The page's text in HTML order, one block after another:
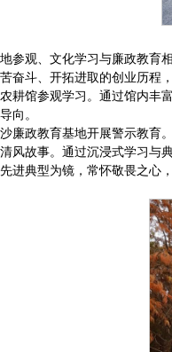
参观、文化学习与廉政教育
奋斗、开拓进取的创业历程
耕馆参观学习。通过馆内丰
向。
廉政教育基地开展警示教育
风故事。通过沉浸式学习与
进典型为镜，常怀敬畏之心